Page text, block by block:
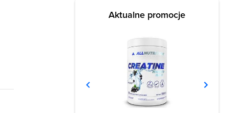
Aktualne promocje